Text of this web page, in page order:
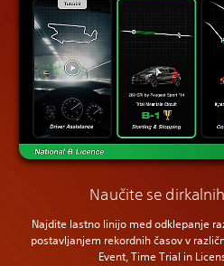
Naučite se
Najdite lastno linijo med odklepanje
postavljanjem rekordnih časov v
Event, Time Trial in